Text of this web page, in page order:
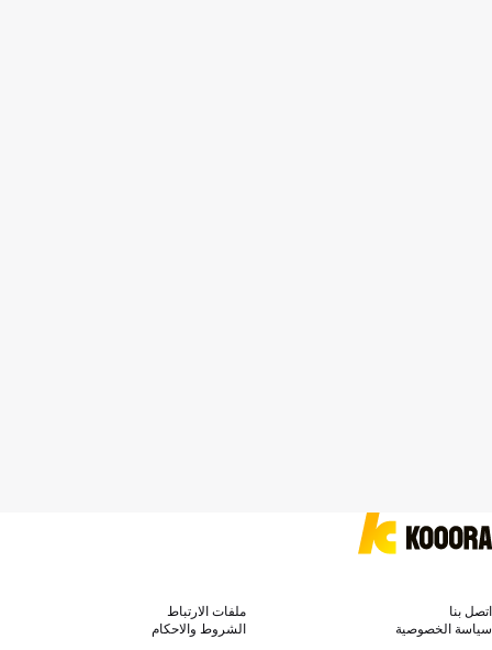
اتصل بنا
ملفات الارتباط
سياسة الخصوصية
الشروط والاحكام